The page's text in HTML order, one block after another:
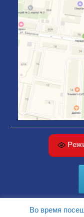
Во время